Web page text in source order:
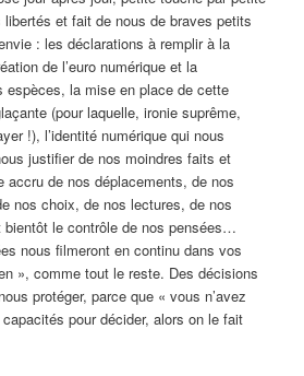
et fait de nous de braves petits
: les déclarations à remplir à la
de l’euro numérique et la
espèces, la mise en place de cette
(pour laquelle, ironie suprême,
!), l’identité numérique qui nous
justifier de nos moindres faits et
accru de nos déplacements, de nos
nos choix, de nos lectures, de nos
le contrôle de nos pensées…
nous filmeront en continu dans vos
», comme tout le reste. Des décisions
protéger, parce que « vous n’avez
pour décider, alors on le fait